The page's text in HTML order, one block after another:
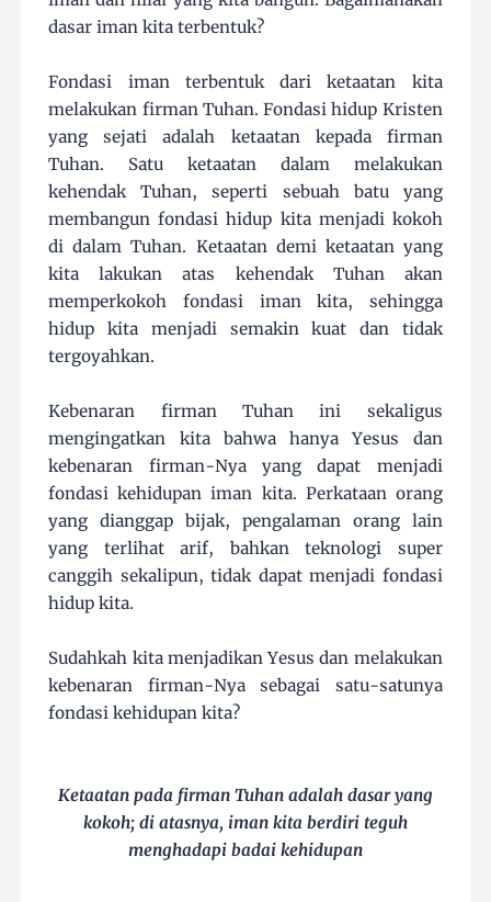
dasar iman kita terbentuk?
Fondasi iman terbentuk dari ketaatan kita
melakukan firman Tuhan. Fondasi hidup Kristen
yang sejati adalah ketaatan kepada firman
Tuhan. Satu ketaatan dalam melakukan
kehendak Tuhan, seperti sebuah batu yang
membangun fondasi hidup kita menjadi kokoh
di dalam Tuhan. Ketaatan demi ketaatan yang
kita lakukan atas kehendak Tuhan akan
memperkokoh fondasi iman kita, sehingga
hidup kita menjadi semakin kuat dan tidak
tergoyahkan.
Kebenaran firman Tuhan ini sekaligus
mengingatkan kita bahwa hanya Yesus dan
kebenaran firman-Nya yang dapat menjadi
fondasi kehidupan iman kita. Perkataan orang
yang dianggap bijak, pengalaman orang lain
yang terlihat arif, bahkan teknologi super
canggih sekalipun, tidak dapat menjadi fondasi
hidup kita.
Sudahkah kita menjadikan Yesus dan melakukan
kebenaran firman-Nya sebagai satu-satunya
fondasi kehidupan kita?
Ketaatan pada firman Tuhan adalah dasar yang
kokoh; di atasnya, iman kita berdiri teguh
menghadapi badai kehidupan